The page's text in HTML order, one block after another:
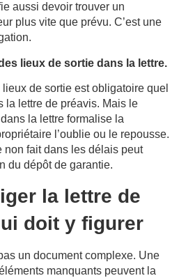
aussi devoir trouver un
plus vite que prévu. C’est une
lieux de sortie dans la lettre.
de sortie est obligatoire quel
la lettre de préavis. Mais le
la lettre formalise la
l’oublie ou le repousse.
non fait dans les délais peut
du dépôt de garantie.
la lettre de
doit y figurer
un document complexe. Une
manquants peuvent la